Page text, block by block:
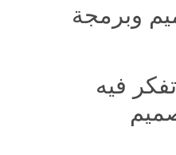
وبرمجة
فيه